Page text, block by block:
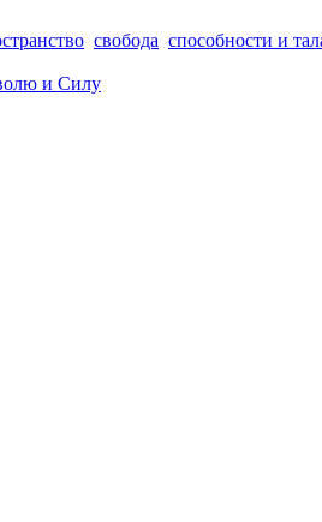
свобода способности и
и Силу